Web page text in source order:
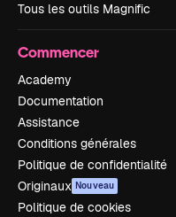
Tous les outils Magnific
Commencer
Academy
Documentation
Assistance
Conditions générales
Politique de confidentialité
Originaux Nouveau
Politique de cookies